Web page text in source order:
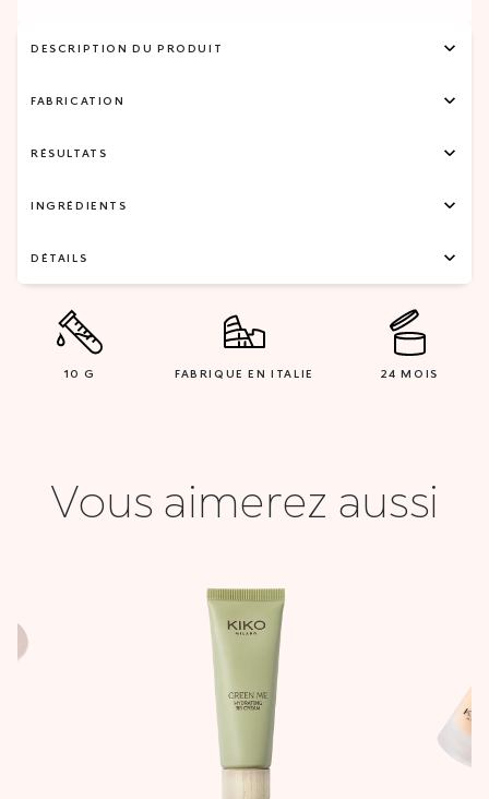
DESCRIPTION DU PRODUIT
FABRICATION
RÉSULTATS
INGRÉDIENTS
DÉTAILS
10 G FABRIQUE EN ITALIE 24 MOIS
Vous aimerez aussi